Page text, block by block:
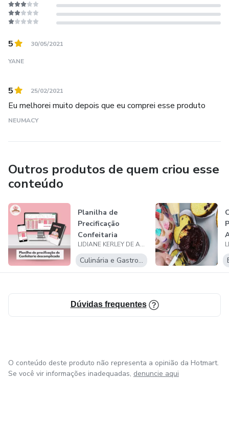
5 30/05/2021
YANE
5 25/02/2021
Eu melhorei muito depois que eu comprei esse produto
NEUMACY
Outros produtos de quem criou esse
conteúdo
Planilha de
Precificação
Confeitaria
Refinada
LIDIANE KERLEY DE ARAUJO PONTES
Culinária e Gastronomia
Dúvidas frequentes
O conteúdo deste produto não representa a opinião da Hotmart.
Se você vir informações inadequadas, denuncie aqui